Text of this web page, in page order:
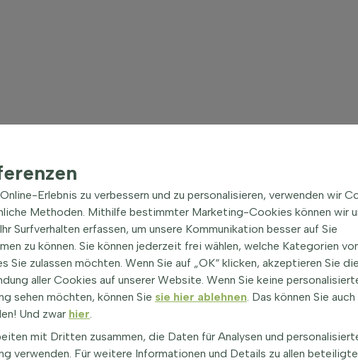
jedem Garten ein mediterranes Flair verleiht. Sie ist bekannt für
eingesetzt, zieht sie Bienen an und sorgt für ein lebendiges
die vom Mai bis Juli rosa, violette oder weiße Lippenblüten
Überlege, Thymian im eigenen Garten zu kultivieren und
Terrassenbodendecker, der die Sinne erfreut.
wofür wird sie genutzt?
ist eine aromatische Pflanze aus der Familie der
Erlebnis zu verbessern und zu personalisieren, verwenden wir
Methoden. Mithilfe bestimmter Marketing-Cookies können wir
Surfverhalten erfassen, um unsere Kommunikation besser auf Sie
zu können. Sie können jederzeit frei wählen, welche Kategorien
Sie zulassen möchten. Wenn Sie auf „OK“ klicken, akzeptieren Sie die
aller Cookies auf unserer Website. Wenn Sie keine
sehen möchten, können Sie sie hier ablehnen. Das können Sie
Und zwar hier.
mit Dritten zusammen, die Daten für Analysen und
verwenden. Für weitere Informationen und Details zu allen